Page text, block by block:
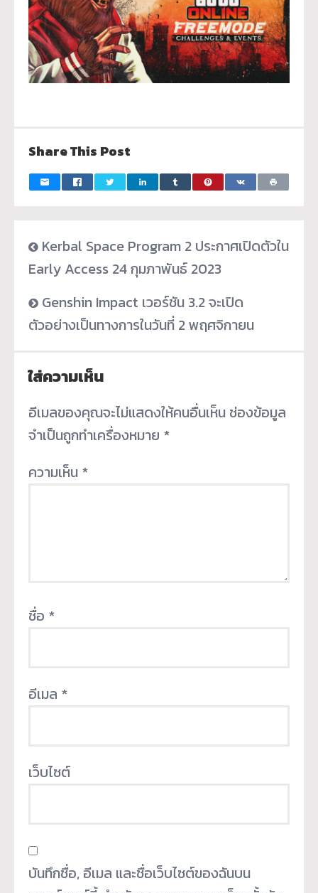
Share This Post
Kerbal Space Program 2 ประกาศเปิดตัวใน
Early Access 24 กุมภาพันธ์ 2023
Genshin Impact เวอร์ชัน 3.2 จะเปิด
ตัวอย่างเป็นทางการในวันที่ 2 พฤศจิกายน
ใส่ความเห็น
อีเมลของคุณจะไม่แสดงให้คนอื่นเห็น ช่องข้อมูล
จำเป็นถูกทำเครื่องหมาย *
ความเห็น *
ชื่อ *
อีเมล *
เว็บไซต์
บันทึกชื่อ, อีเมล และชื่อเว็บไซต์ของฉันบน